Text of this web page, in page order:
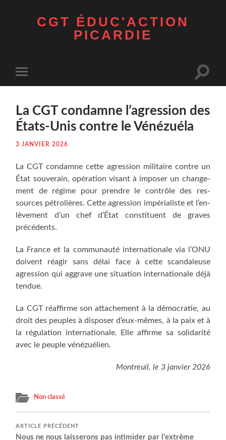
CGT ÉDUC'ACTION
PICARDIE
mobile
Toggle
La CGT condamne l’a­gres­sion des
États-Unis contre le Vénézuéla
3 JANVIER 2026
La CGT condamne cette agres­sion mili­taire contre un
État sou­ve­rain, opé­ra­tion visant à impo­ser un chan­ge­
ment de régime pour prendre le contrôle des res­
sources pétro­lières. Cette agres­sion impé­ria­liste et l’en­
lè­ve­ment d’un chef d’É­tat consti­tuent de graves
précédents.
La France et la com­mu­nau­té inter­na­tio­nale via l’O­NU
doivent réagir sans délai face à cette scan­da­leuse
agres­sion qui aggrave une situa­tion inter­na­tio­nale déjà
tendue.
La CGT réaf­firme son atta­che­ment à la démo­cra­tie, au
droit des peuples à dis­po­ser d’eux-mêmes, à la paix et à
la régu­la­tion inter­na­tio­nale. Elle affirme sa soli­da­ri­té
avec le peuple vénézuélien.
Mon­treuil, le 3 jan­vier 2026
Non classé
ARTICLE PRÉCÉDENT
Nous ne nous lais­se­rons pas inti­mi­der par l’ex­trême